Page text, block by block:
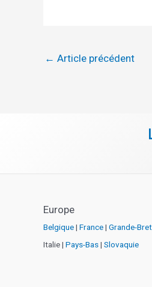
← Article précédent
Europe
Belgique| France| Grande-
Italie | Pays-Bas| Slovaquie